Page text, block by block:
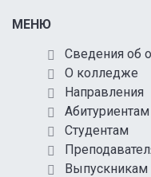
МЕНЮ
Сведения об
О колледже
Направления
Абитуриентам
Студентам
Выпускникам